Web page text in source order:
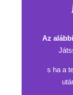
Az
s ha a